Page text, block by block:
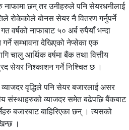
छन् तर उनीहरुले पनि सेयरधनीलाई
रोकेकोले बोनस सेयर नै वितरण गर्नुपर्ने
नाफाबाट ५० अर्ब रुपैयाँ भन्दा
सम्भावना देखिएको नेप्सेका एक
चालु आर्थिक वर्षमा बैंक तथा वित्तीय
सेयर निश्काशन गर्ने निश्चित छ ।
वृद्धिले पनि सेयर बजारलाई असर
संस्थाहरुको व्याजदर समेत बढेपछि बैंकबाट
बजारबाट बाहिरिएका छन् । त्यसको
।